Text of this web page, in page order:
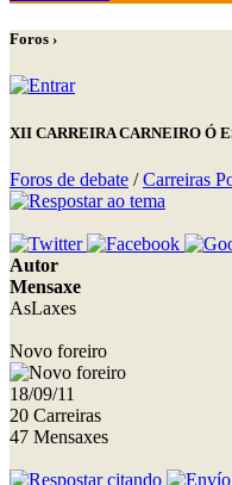
Foros ›
XII CARREIRA CARNEIRO Ó
Foros de debate /Carreiras
Autor
Mensaxe
AsLaxes
Novo foreiro
18/09/11
20 Carreiras
47 Mensaxes